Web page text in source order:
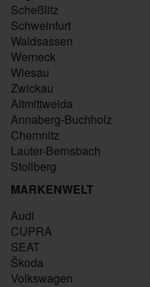
Scheßlitz
Schweinfurt
Waldsassen
Werneck
Wiesau
Zwickau
Altmittweida
Annaberg-Buchholz
Chemnitz
Lauter-Bernsbach
Stollberg
MARKENWELT
Audi
CUPRA
SEAT
Škoda
Volkswagen